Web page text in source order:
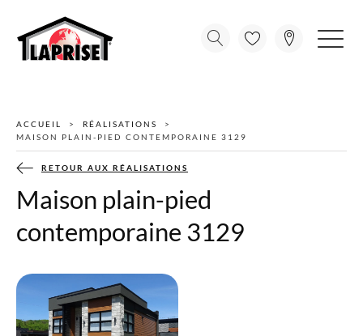
ACCUEIL
RÉALISATIONS
MAISON PLAIN-PIED CONTEMPORAINE 3129
RETOUR AUX RÉALISATIONS
Maison plain-pied
contemporaine 3129